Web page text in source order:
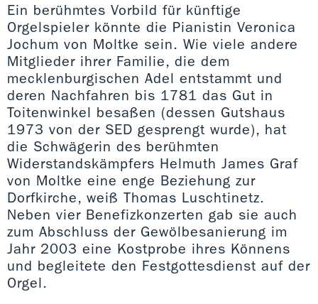
Ein berühmtes Vorbild für künftige
Orgelspieler könnte die Pianistin Veronica
Jochum von Moltke sein. Wie viele andere
Mitglieder ihrer Familie, die dem
mecklenburgischen Adel entstammt und
deren Nachfahren bis 1781 das Gut in
Toitenwinkel besaßen (dessen Gutshaus
1973 von der SED gesprengt wurde), hat
die Schwägerin des berühmten
Widerstandskämpfers Helmuth James Graf
von Moltke eine enge Beziehung zur
Dorfkirche, weiß Thomas Luschtinetz.
Neben vier Benefizkonzerten gab sie auch
zum Abschluss der Gewölbesanierung im
Jahr 2003 eine Kostprobe ihres Könnens
und begleitete den Festgottesdienst auf der
Orgel.